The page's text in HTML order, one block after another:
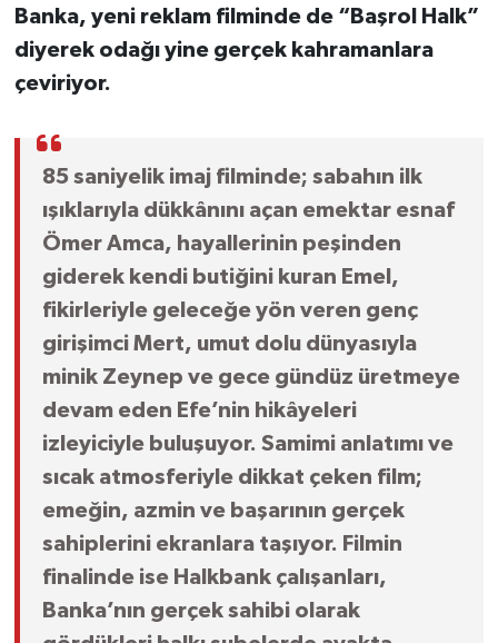
Banka, yeni reklam filminde de “Başrol Halk”
diyerek odağı yine gerçek kahramanlara
çeviriyor.
85 saniyelik imaj filminde; sabahın ilk
ışıklarıyla dükkânını açan emektar esnaf
Ömer Amca, hayallerinin peşinden
giderek kendi butiğini kuran Emel,
fikirleriyle geleceğe yön veren genç
girişimci Mert, umut dolu dünyasıyla
minik Zeynep ve gece gündüz üretmeye
devam eden Efe’nin hikâyeleri
izleyiciyle buluşuyor. Samimi anlatımı ve
sıcak atmosferiyle dikkat çeken film;
emeğin, azmin ve başarının gerçek
sahiplerini ekranlara taşıyor. Filmin
finalinde ise Halkbank çalışanları,
Banka’nın gerçek sahibi olarak